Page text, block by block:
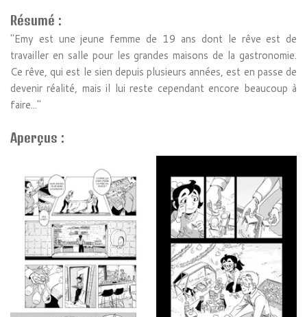
Résumé :
"Emy est une jeune femme de 19 ans dont le rêve est de
travailler en salle pour les grandes maisons de la gastronomie.
Ce rêve, qui est le sien depuis plusieurs années, est en passe de
devenir réalité, mais il lui reste cependant encore beaucoup à
faire..."
Aperçus :